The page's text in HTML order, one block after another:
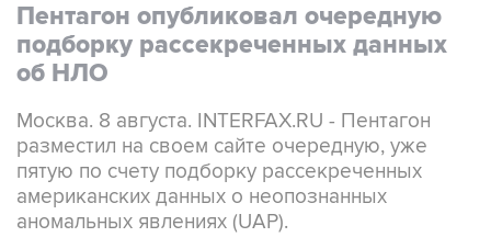
Пентагон опубликовал очередную
подборку рассекреченных данных
об НЛО
Москва. 8 августа. INTERFAX.RU - Пентагон
разместил на своем сайте очередную, уже
пятую по счету подборку рассекреченных
американских данных о неопознанных
аномальных явлениях (UAP).